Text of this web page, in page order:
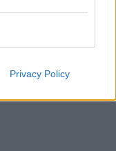
Privacy Policy